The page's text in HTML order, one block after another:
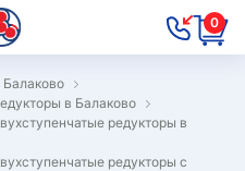
0
Балаково
в Балаково
редукторы в
редукторы с